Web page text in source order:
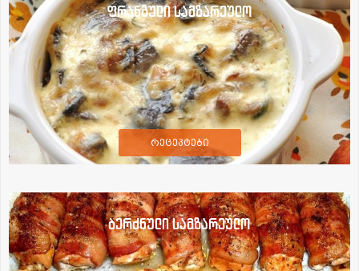
ფრანგული სამზარეულო
რეცეპტები
ბერძნული სამზარეულო